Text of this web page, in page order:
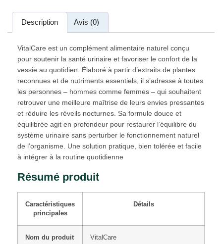
Description Avis (0)
VitalCare est un complément alimentaire naturel conçu
pour soutenir la santé urinaire et favoriser le confort de la
vessie au quotidien. Élaboré à partir d’extraits de plantes
reconnues et de nutriments essentiels, il s’adresse à toutes
les personnes – hommes comme femmes – qui souhaitent
retrouver une meilleure maîtrise de leurs envies pressantes
et réduire les réveils nocturnes. Sa formule douce et
équilibrée agit en profondeur pour restaurer l’équilibre du
système urinaire sans perturber le fonctionnement naturel
de l’organisme. Une solution pratique, bien tolérée et facile
à intégrer à la routine quotidienne
Résumé produit
Caractéristiques
principales
Détails
Nom du produit VitalCare